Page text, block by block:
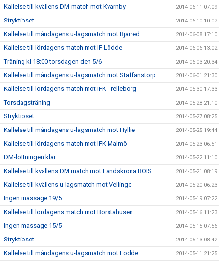
Kallelse till kvällens DM-match mot Kvarnby 2014-06-11 07:09
Stryktipset 2014-06-10 10:02
Kallelse till måndagens u-lagsmatch mot Bjärred 2014-06-08 17:10
Kallelse till lördagens match mot IF Lödde 2014-06-06 13:02
Träning kl 18:00 torsdagen den 5/6 2014-06-03 20:34
Kallelse till måndagens u-lagsmatch mot Staffanstorp 2014-06-01 21:30
Kallelse till lördagens match mot IFK Trelleborg 2014-05-30 17:33
Torsdagsträning 2014-05-28 21:10
Stryktipset 2014-05-27 08:25
Kallelse till måndagens u-lagsmatch mot Hyllie 2014-05-25 19:44
Kallelse till lördagens match mot IFK Malmö 2014-05-23 06:51
DM-lottningen klar 2014-05-22 11:10
Kallelse till kvällens DM match mot Landskrona BOIS 2014-05-21 08:19
Kallelse till kvällens u-lagsmatch mot Vellinge 2014-05-20 06:23
Ingen massage 19/5 2014-05-19 07:22
Kallelse till lördagens match mot Borstahusen 2014-05-16 11:23
Ingen massage 15/5 2014-05-15 07:56
Stryktipset 2014-05-13 08:42
Kallelse till måndagens u-lagsmatch mot Lödde 2014-05-11 21:25